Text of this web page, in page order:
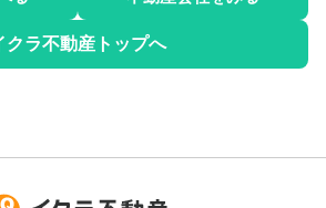
クラ不動産トップへ